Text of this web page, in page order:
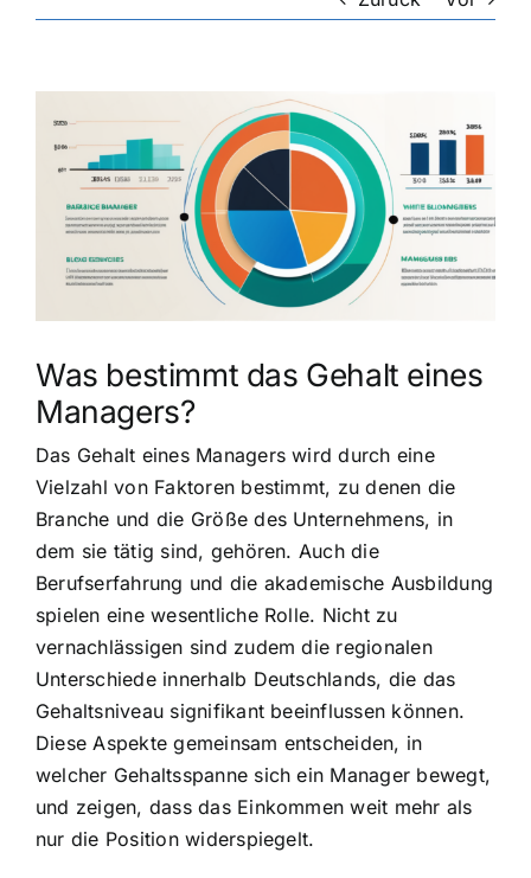
Bild
Was bestimmt das Gehalt eines
Managers?
Das Gehalt eines Managers wird durch eine
Vielzahl von Faktoren bestimmt, zu denen die
Branche und die Größe des Unternehmens, in
dem sie tätig sind, gehören. Auch die
Berufserfahrung und die akademische Ausbildung
spielen eine wesentliche Rolle. Nicht zu
vernachlässigen sind zudem die regionalen
Unterschiede innerhalb Deutschlands, die das
Gehaltsniveau signifikant beeinflussen können.
Diese Aspekte gemeinsam entscheiden, in
welcher Gehaltsspanne sich ein Manager bewegt,
und zeigen, dass das Einkommen weit mehr als
nur die Position widerspiegelt.